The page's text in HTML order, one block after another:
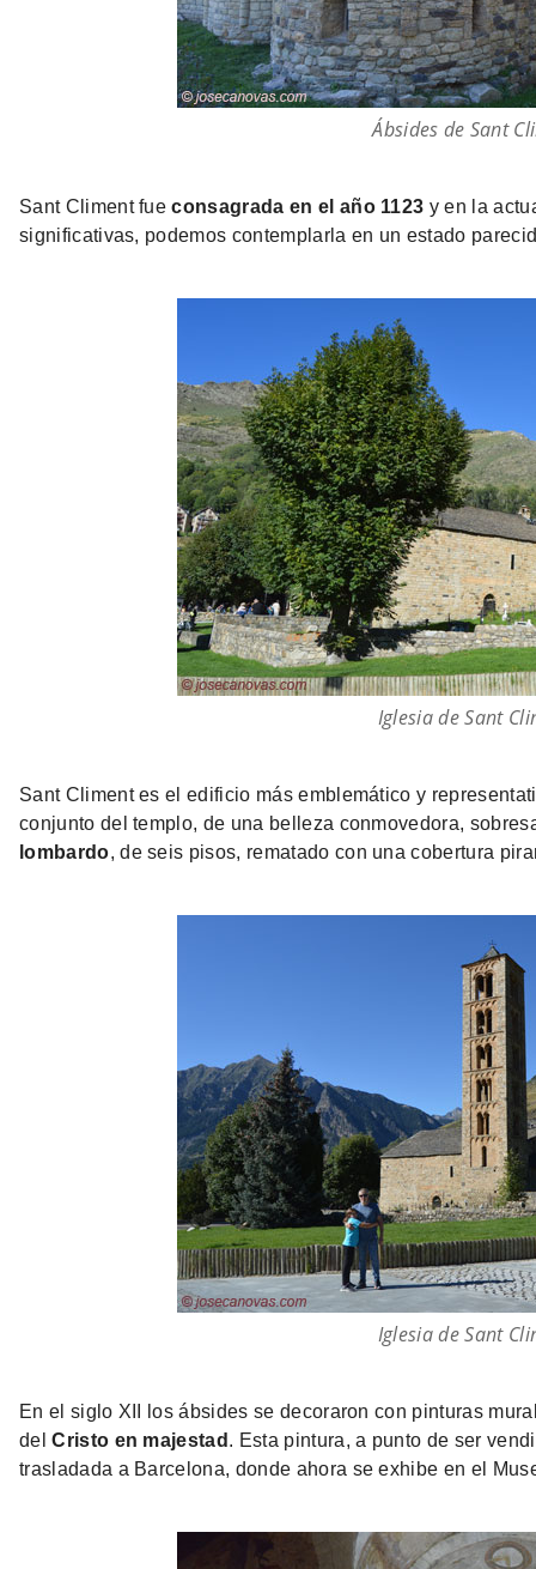
Ábsides de Sant
Sant Climent fueconsagrada en el año 1123 y en la
significativas, podemos contemplarla en un estado
Iglesia de Sant
Sant Climent es el edificio más emblemático y
conjunto del templo, de una belleza conmovedora,
lombardo, de seis pisos, rematado con una cobertura
Iglesia de Sant
En el siglo XII los ábsides se decoraron con pinturas
delCristo en majestad . Esta pintura, a punto de ser
trasladada a Barcelona, donde ahora se exhibe en el